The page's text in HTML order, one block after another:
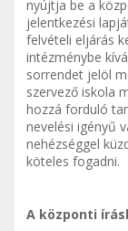
nyújtja be a
jelentkezési
felvételi eljárás
intézménybe
sorrendet jelöl
szervező iskola
hozzá forduló
nevelési igényű
nehézséggel
köteles fogadni.
A központi